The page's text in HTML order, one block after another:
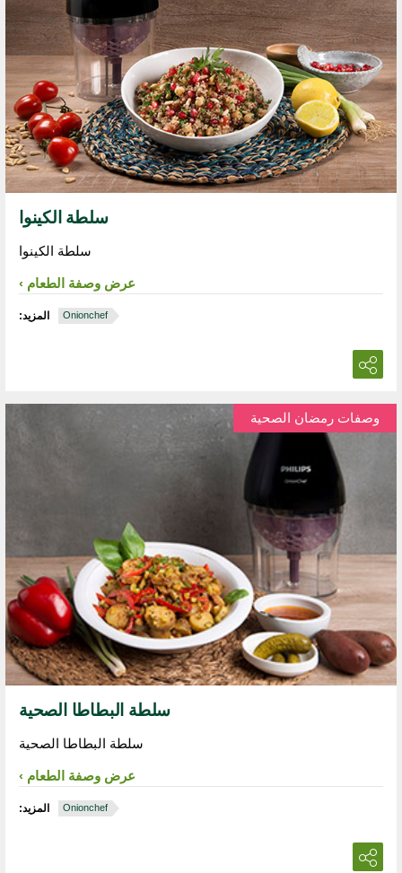
سلطة الكينوا
سلطة الكينوا
عرض وصفة الطعام
المزيد: Onionchef
وصفات رمضان الصحية
سلطة البطاطا الصحية
سلطة البطاطا الصحية
عرض وصفة الطعام
المزيد: Onionchef